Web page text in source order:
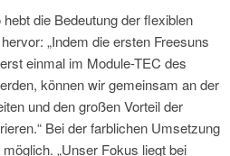
die Bedeutung der flexiblen
„Indem die ersten Freesuns
einmal im Module-TEC des
können wir gemeinsam an der
und den großen Vorteil der
Bei der farblichen Umsetzung
„Unser Fokus liegt bei